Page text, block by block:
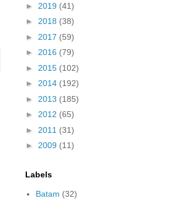
► 2019 (41)
► 2018 (38)
► 2017 (59)
► 2016 (79)
► 2015 (102)
► 2014 (192)
► 2013 (185)
► 2012 (65)
► 2011 (31)
► 2009 (11)
Labels
Batam (32)